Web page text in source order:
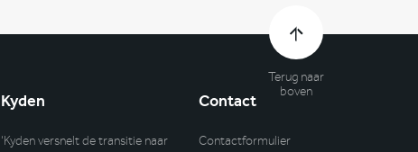
Terug naar
boven
Kyden
‘Kyden versnelt de transitie naar
Contact
Contactformulier